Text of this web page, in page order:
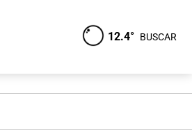
12.4° BUSCAR